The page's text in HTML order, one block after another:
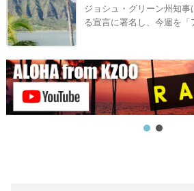
ジョシュ・グリーン州知
る宣言に署名し、今週を「